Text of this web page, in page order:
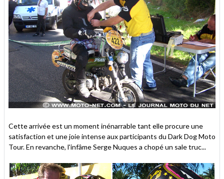
Cette arrivée est un moment inénarrable tant elle procure une
satisfaction et une joie intense aux participants du Dark Dog Moto
Tour. En revanche, l'infâme Serge Nuques a chopé un sale truc...